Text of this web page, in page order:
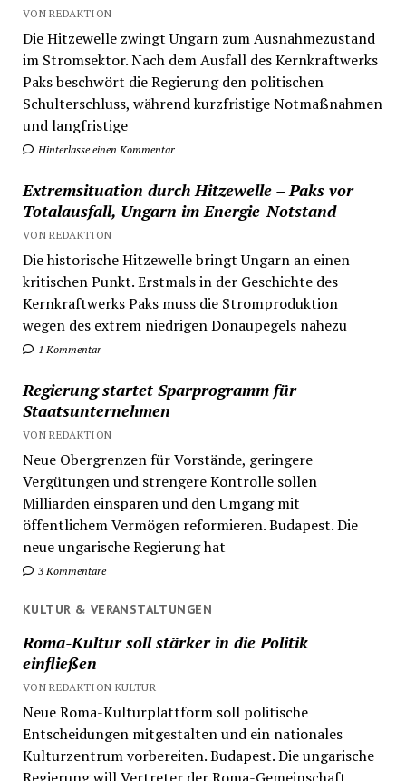
VON REDAKTION
Die Hitzewelle zwingt Ungarn zum Ausnahmezustand
im Stromsektor. Nach dem Ausfall des Kernkraftwerks
Paks beschwört die Regierung den politischen
Schulterschluss, während kurzfristige Notmaßnahmen
und langfristige
Hinterlasse einen Kommentar
Extremsituation durch Hitzewelle – Paks vor
Totalausfall, Ungarn im Energie-Notstand
VON REDAKTION
Die historische Hitzewelle bringt Ungarn an einen
kritischen Punkt. Erstmals in der Geschichte des
Kernkraftwerks Paks muss die Stromproduktion
wegen des extrem niedrigen Donaupegels nahezu
1 Kommentar
Regierung startet Sparprogramm für
Staatsunternehmen
VON REDAKTION
Neue Obergrenzen für Vorstände, geringere
Vergütungen und strengere Kontrolle sollen
Milliarden einsparen und den Umgang mit
öffentlichem Vermögen reformieren. Budapest. Die
neue ungarische Regierung hat
3 Kommentare
KULTUR & VERANSTALTUNGEN
Roma-Kultur soll stärker in die Politik
einfließen
VON REDAKTION KULTUR
Neue Roma-Kulturplattform soll politische
Entscheidungen mitgestalten und ein nationales
Kulturzentrum vorbereiten. Budapest. Die ungarische